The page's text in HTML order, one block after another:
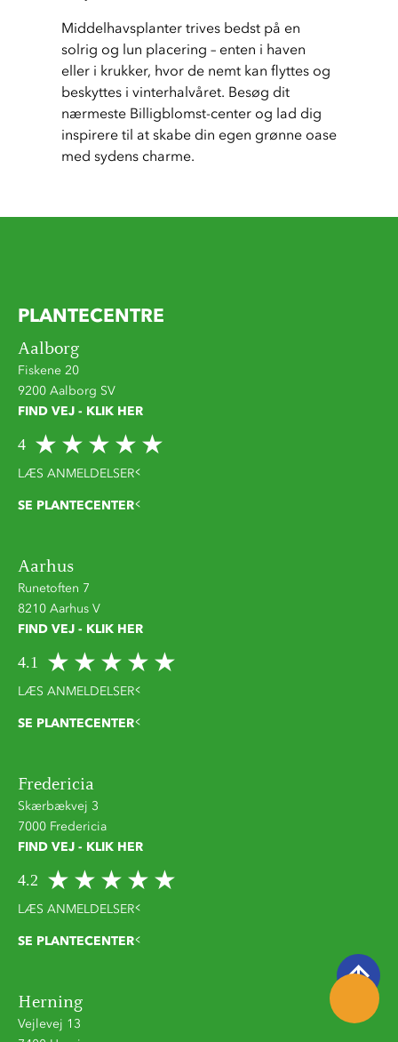
Middelhavsplanter trives bedst på en
solrig og lun placering – enten i haven
eller i krukker, hvor de nemt kan flyttes og
beskyttes i vinterhalvåret. Besøg dit
nærmeste Billigblomst-center og lad dig
inspirere til at skabe din egen grønne oase
med sydens charme.
PLANTECENTRE
Aalborg
Fiskene 20
9200 Aalborg SV
FIND VEJ - KLIK HER
4
LÆS ANMELDELSER
SE PLANTECENTER
Aarhus
Runetoften 7
8210 Aarhus V
FIND VEJ - KLIK HER
4.1
LÆS ANMELDELSER
SE PLANTECENTER
Fredericia
Skærbækvej 3
7000 Fredericia
FIND VEJ - KLIK HER
4.2
LÆS ANMELDELSER
SE PLANTECENTER
Herning
Vejlevej 13